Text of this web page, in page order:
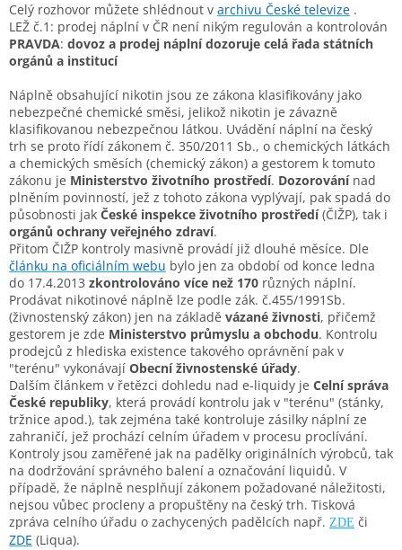
Celý rozhovor můžete shlédnout v archivu České televize .
LEŽ č.1: prodej náplní v ČR není nikým regulován a kontrolován
PRAVDA: dovoz a prodej náplní dozoruje celá řada státních
orgánů a institucí
Náplně obsahující nikotin jsou ze zákona klasifikovány jako
nebezpečné chemické směsi, jelikož nikotin je závazně
klasifikovanou nebezpečnou látkou. Uvádění náplní na český
trh se proto řídí zákonem č. 350/2011 Sb., o chemických látkách
a chemických směsích (chemický zákon) a gestorem k tomuto
zákonu je Ministerstvo životního prostředí. Dozorování nad
plněním povinností, jež z tohoto zákona vyplývají, pak spadá do
působnosti jak České inspekce životního prostředí(ČIŽP), tak i
orgánů ochrany veřejného zdraví.
Přitom ČIŽP kontroly masivně provádí již dlouhé měsíce. Dle
článku na oficiálním webu bylo jen za období od konce ledna
do 17.4.2013 zkontrolováno více než 170 různých náplní.
Prodávat nikotinové náplně lze podle zák. č.455/1991Sb.
(živnostenský zákon) jen na základě vázané živnosti, přičemž
gestorem je zde Ministerstvo průmyslu a obchodu. Kontrolu
prodejců z hlediska existence takového oprávnění pak v
"terénu" vykonávají Obecní živnostenské úřady.
Dalším článkem v řetězci dohledu nad e-liquidy je Celní správa
České republiky, která provádí kontrolu jak v "terénu" (stánky,
tržnice apod.), tak zejména také kontroluje zásilky náplní ze
zahraničí, jež prochází celním úřadem v procesu proclívání.
Kontroly jsou zaměřené jak na padělky originálních výrobců, tak
na dodržování správného balení a označování liquidů. V
případě, že náplně nesplňují zákonem požadované náležitosti,
nejsou vůbec procleny a propuštěny na český trh. Tisková
zpráva celního úřadu o zachycených padělcích např. ZDE či
ZDE (Liqua).